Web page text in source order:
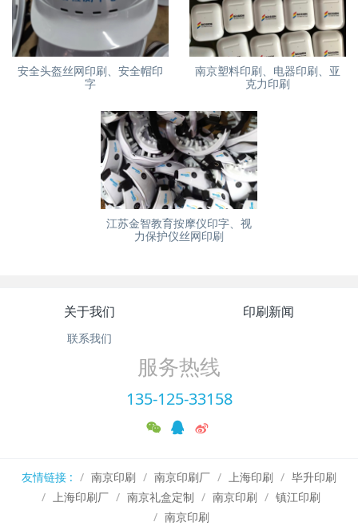
安全头盔丝网印刷、安全帽印
字
南京塑料印刷、电器印刷、亚
克力印刷
江苏金智教育按摩仪印字、视
力保护仪丝网印刷
关于我们
联系我们
印刷新闻
服务热线
135-125-33158
友情链接 : 南京印刷 南京印刷厂 上海印刷
毕升印刷
上海印刷厂
南京礼盒定制 南京印刷
镇江印刷
南京印刷